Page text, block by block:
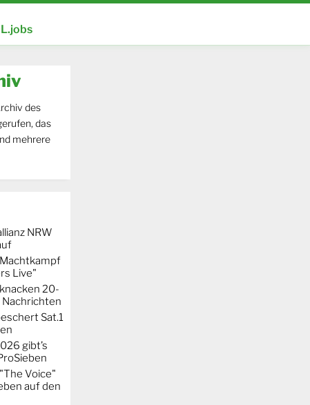
des
das
mehrere
NRW
Live"
20-
Sat.1
gibt’s
Voice"
auf den